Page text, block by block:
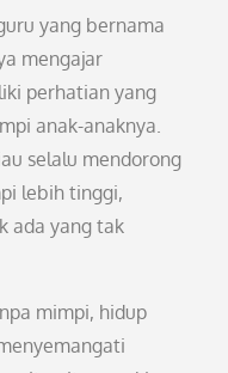
yang bernama
mengajar
perhatian yang
anak-anaknya.
selalu mendorong
lebih tinggi,
ada yang tak
mimpi, hidup